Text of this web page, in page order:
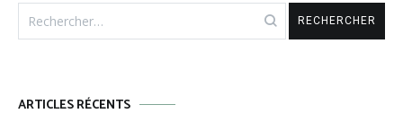
Rechercher :
ARTICLES RÉCENTS